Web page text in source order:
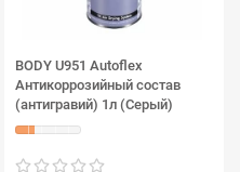
BODY U951 Autoflex
Антикоррозийный состав
(антигравий) 1л (Серый)